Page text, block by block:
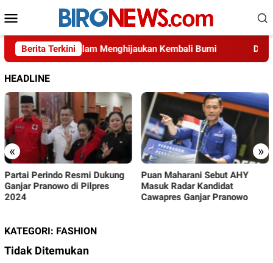
ke
kontenMobile
Berita Terkini
Indonesia dalam Menghijaukan Kembali Bumi Diduga
HEADLINE
« »
Resmi Dukung
di Pilpres
Puan Maharani Sebut AHY
Masuk Radar Kandidat
Cawapres Ganjar Pranowo
PSI Siap
Pemilu
KATEGORI: FASHION
Tidak Ditemukan